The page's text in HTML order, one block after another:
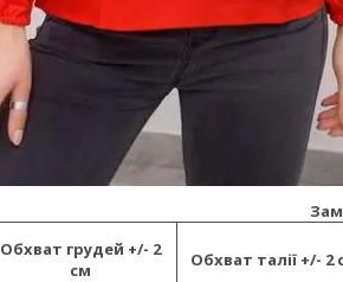
Обхват грудей +/- 2
см
Обхват талії +/- 2